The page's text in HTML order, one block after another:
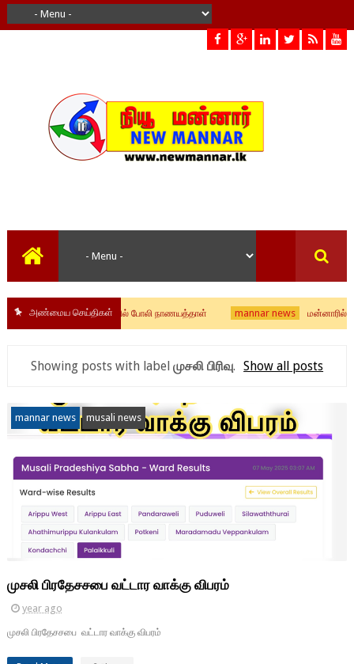
அண்மைய செய்திகள்
வங்கியொன்றில் போலி நாணயத்தாள் mannar news மன்னாரில் தொடர்
Showing posts with label முசலி பிரிவு. Show all posts
mannar news musali news
முசலி பிரதேசசபை வட்டார வாக்கு விபரம்
year ago
முசலி பிரதேசசபை வட்டார வாக்கு விபரம்